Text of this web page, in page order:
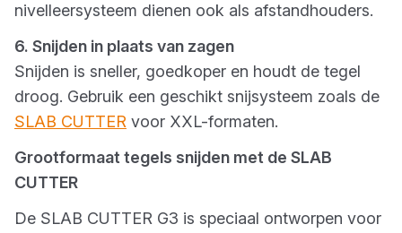
nivelleersysteem dienen ook als afstandhouders.
6. Snijden in plaats van zagen
Snijden is sneller, goedkoper en houdt de tegel
droog. Gebruik een geschikt snijsysteem zoals de
SLAB CUTTER voor XXL-formaten.
Grootformaat tegels snijden met de SLAB
CUTTER
De SLAB CUTTER G3 is speciaal ontworpen voor